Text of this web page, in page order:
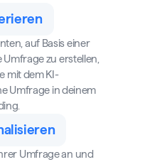
auf Basis einer
zu erstellen,
mit dem KI-
Umfrage in deinem
Umfrage an und